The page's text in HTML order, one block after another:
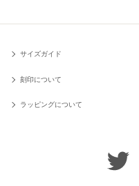
サイズガイド
刻印について
ラッピングについて